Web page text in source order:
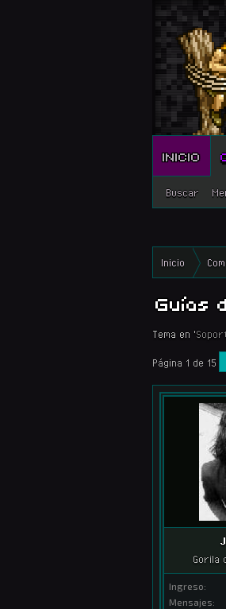
INICIO
Buscar
Inicio
Guías
Tema en '
Página 1 de 15
Gorila
Ingreso:
Mensajes: